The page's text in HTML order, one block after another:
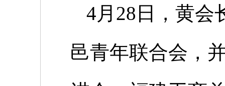
4月 28 日，黄会
邑青年联合会，